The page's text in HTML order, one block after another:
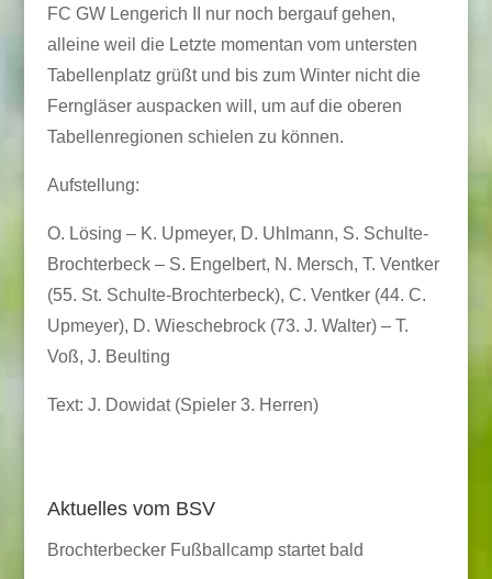
FC GW Lengerich II nur noch bergauf gehen,
alleine weil die Letzte momentan vom untersten
Tabellenplatz grüßt und bis zum Winter nicht die
Ferngläser auspacken will, um auf die oberen
Tabellenregionen schielen zu können.
Aufstellung:
O. Lösing – K. Upmeyer, D. Uhlmann, S. Schulte-
Brochterbeck – S. Engelbert, N. Mersch, T. Ventker
(55. St. Schulte-Brochterbeck), C. Ventker (44. C.
Upmeyer), D. Wieschebrock (73. J. Walter) – T.
Voß, J. Beulting
Text: J. Dowidat (Spieler 3. Herren)
Aktuelles vom BSV
Brochterbecker Fußballcamp startet bald